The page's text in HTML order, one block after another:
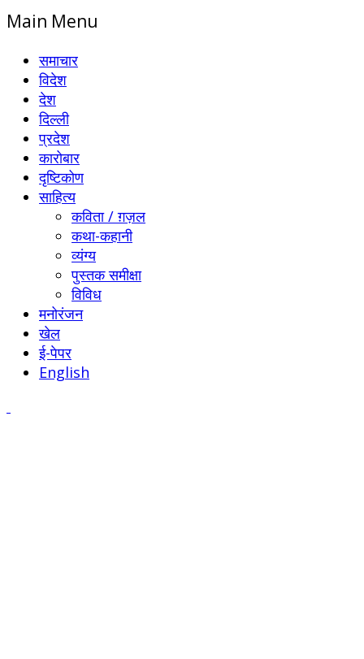
Main Menu
समाचार
विदेश
देश
दिल्ली
प्रदेश
कारोबार
दृष्टिकोण
साहित्य
कविता / ग़ज़ल
कथा-कहानी
व्यंग्य
पुस्तक समीक्षा
विविध
मनोरंजन
खेल
ई-पेपर
English